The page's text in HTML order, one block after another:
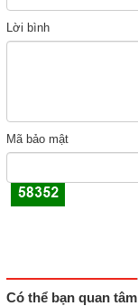
Lời bình
Mã bảo mật
Có thể bạn quan tâm